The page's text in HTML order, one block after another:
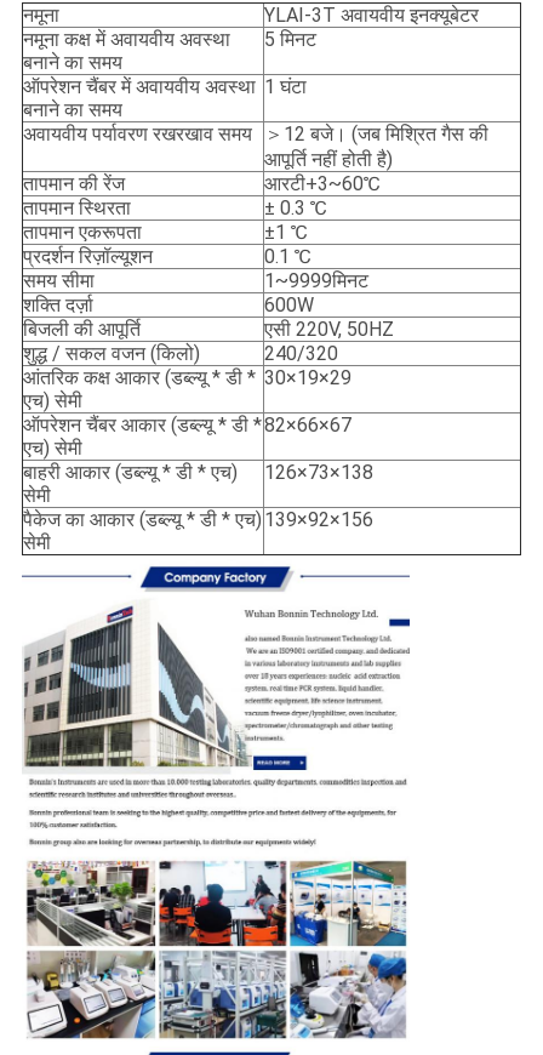
नमूना
YLAI-3T अवायवीय इनक्यूबेटर
नमूना कक्ष में अवायवीय अवस्था
बनाने का समय
5 मिनट
ऑपरेशन चैंबर में अवायवीय अवस्था
बनाने का समय
1 घंटा
अवायवीय पर्यावरण रखरखाव समय
＞12 बजे। (जब मिश्रित गैस की
आपूर्ति नहीं होती है)
तापमान की रेंज
आरटी+3~60℃
तापमान स्थिरता
± 0.3 ℃
तापमान एकरूपता
±1 ℃
प्रदर्शन रिज़ॉल्यूशन
0.1 ℃
समय सीमा
1~9999मिनट
शक्ति दर्ज़ा
600W
बिजली की आपूर्ति
एसी 220V, 50HZ
शुद्ध / सकल वजन (किलो)
240/320
आंतरिक कक्ष आकार (डब्ल्यू * डी *
एच) सेमी
30×19×29
ऑपरेशन चैंबर आकार (डब्ल्यू * डी *
एच) सेमी
82×66×67
बाहरी आकार (डब्ल्यू * डी * एच)
सेमी
126×73×138
पैकेज का आकार (डब्ल्यू * डी * एच)
सेमी
139×92×156